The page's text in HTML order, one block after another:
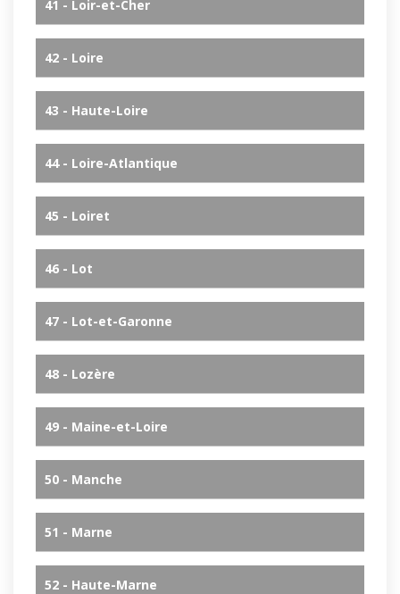
41 - Loir-et-Cher
42 - Loire
43 - Haute-Loire
44 - Loire-Atlantique
45 - Loiret
46 - Lot
47 - Lot-et-Garonne
48 - Lozère
49 - Maine-et-Loire
50 - Manche
51 - Marne
52 - Haute-Marne